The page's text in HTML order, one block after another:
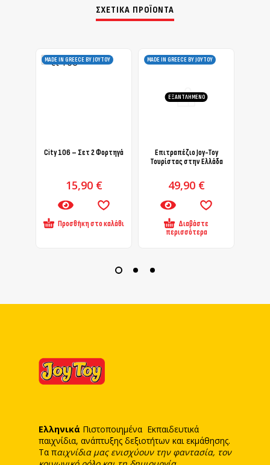
ΣΧΕΤΙΚΆ ΠΡΟΪΌΝΤΑ
MADE IN GREECE BY JOYTOY
City 106 – Σετ 2 Φορτηγά
15,90 €
Προσθήκη στο καλάθι
MADE IN GREECE BY JOYTOY
ΕΞΑΝΤΛΗΜΈΝΟ
Επιτραπέζιο Joy-Toy
Τουρίστας στην Ελλάδα
49,90 €
Διαβάστε
περισσότερα
Ελληνικά Πιστοποιημένα Εκπαιδευτικά
παιχνίδια, ανάπτυξης δεξιοτήτων και εκμάθησης.
Τα παιχνίδια μας ενισχύουν την φαντασία, τον